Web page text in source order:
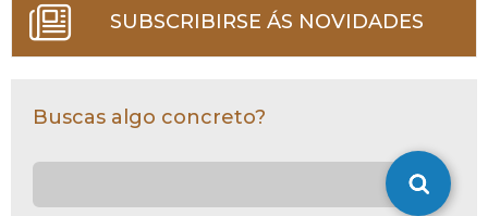
SUBSCRIBIRSE ÁS NOVIDADES
Buscas algo concreto?